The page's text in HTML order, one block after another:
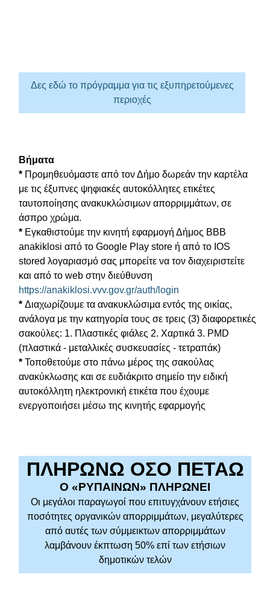
Δες εδώ το πρόγραμμα για τις εξυπηρετούμενες
περιοχές
Βήματα
* Προμηθευόμαστε από τον Δήμο δωρεάν την καρτέλα
με τις έξυπνες ψηφιακές αυτοκόλλητες ετικέτες
ταυτοποίησης ανακυκλώσιμων απορριμμάτων, σε
άσπρο χρώμα.
* Εγκαθιστούμε την κινητή εφαρμογή Δήμος ΒΒΒ
anakiklosi από το Google Play store ή από το IOS
stored λογαριασμό σας μπορείτε να τον διαχειριστείτε
και από το web στην διεύθυνση
https://anakiklosi.vvv.gov.gr/auth/login
*Διαχωρίζουμε τα ανακυκλώσιμα εντός της οικίας,
ανάλογα με την κατηγορία τους σε τρεις (3) διαφορετικές
σακούλες: 1. Πλαστικές φιάλες 2. Χαρτικά 3. PMD
(πλαστικά - μεταλλικές συσκευασίες - τετραπάκ)
*Τοποθετούμε στο πάνω μέρος της σακούλας
ανακύκλωσης και σε ευδιάκριτο σημείο την ειδική
αυτοκόλλητη ηλεκτρονική ετικέτα που έχουμε
ενεργοποιήσει μέσω της κινητής εφαρμογής
ΠΛΗΡΩΝΩ ΟΣΟ ΠΕΤΑΩ
Ο «ΡΥΠΑΙΝΩΝ» ΠΛΗΡΩΝΕΙ
Οι μεγάλοι παραγωγοί που επιτυγχάνουν ετήσιες
ποσότητες οργανικών απορριμμάτων, μεγαλύτερες
από αυτές των σύμμεικτων απορριμμάτων
λαμβάνουν έκπτωση 50% επί των ετήσιων
δημοτικών τελών